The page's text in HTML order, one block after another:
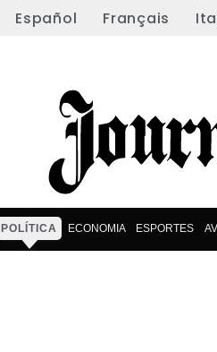
Español Français
POLÍTICA ECONOMIA ESPORTES